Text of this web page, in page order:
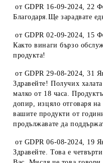
от GDPR 16-09-2024,22
Благодаря.Ще зарадвате
от GDPR 02-09-2024, 15
Както винаги бързо
продукта!
от GDPR 29-08-2024,31
Здравейте! Получих
малко от 18 часа.
допир, изцяло отговаря
вашите продукти от
продължавате да
от GDPR 06-08-2024, 19
Здравейте. Това е